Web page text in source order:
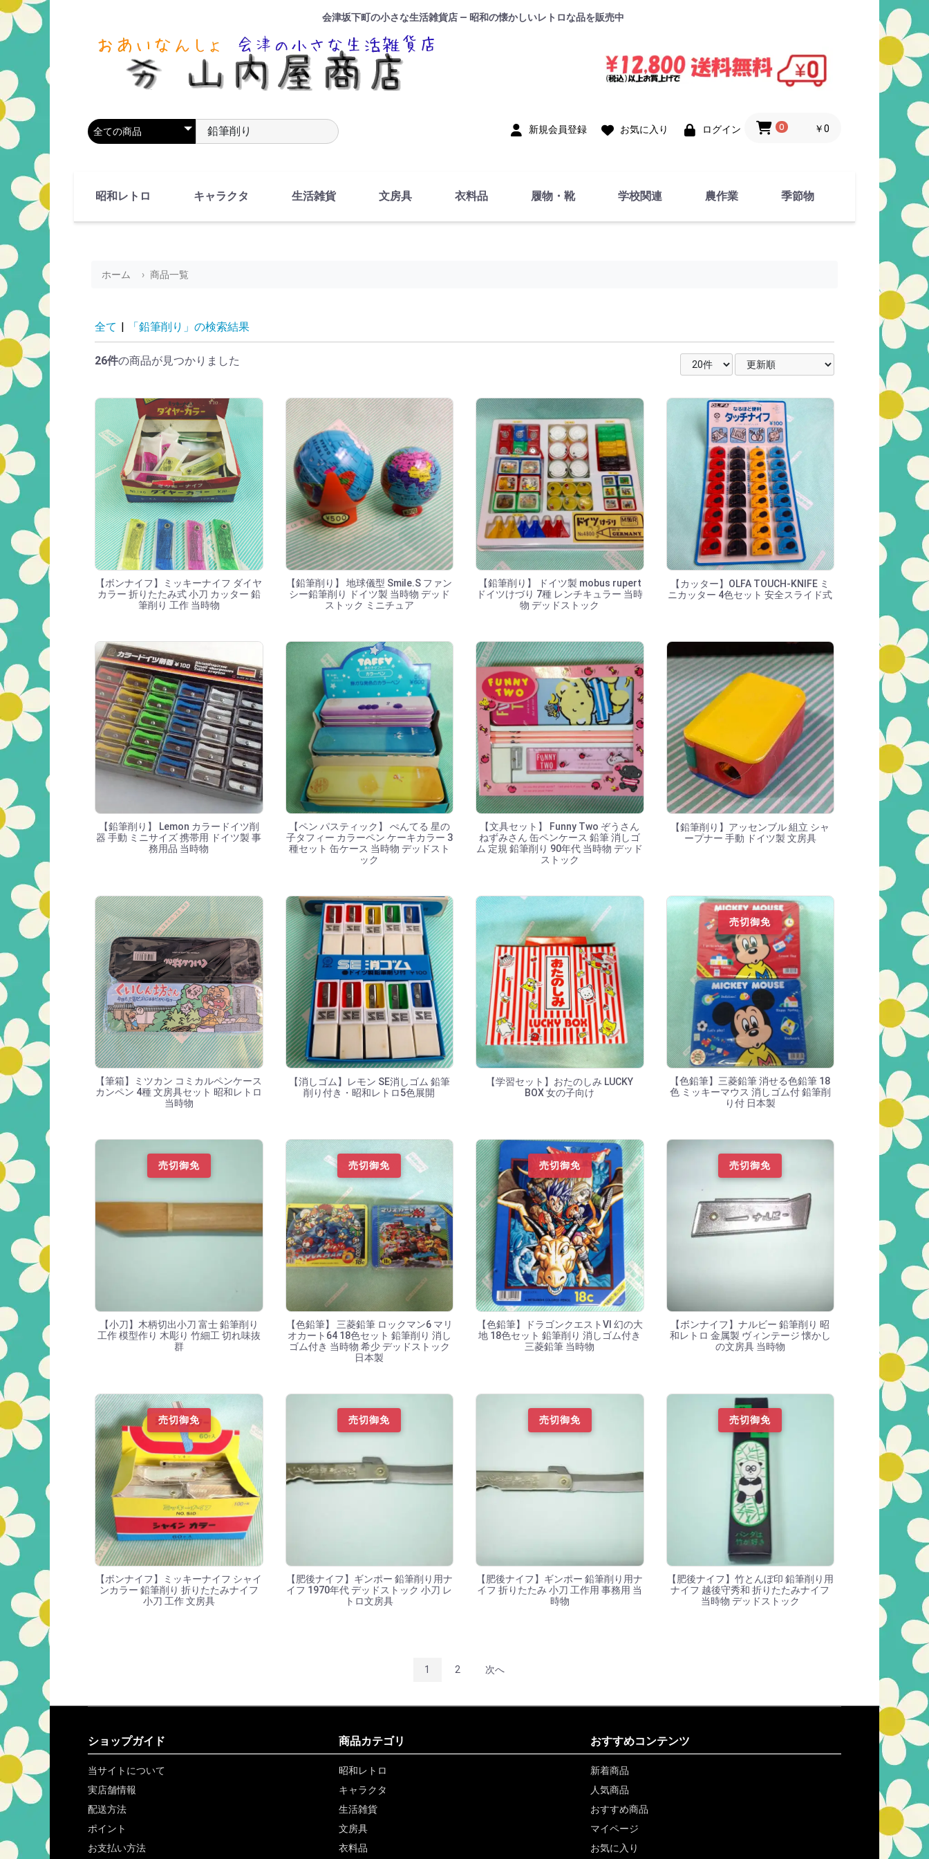
会津坂下町の小さな生活雑貨店 — 昭和の懐かしいレトロな品を販売中
商品カテゴリを選択 商品名やキーワードを入力 新規会員登録 お気に入り ログイン 0 ￥0
昭和レトロ キャラクタ 生活雑貨 文房具 衣料品 履物・靴 学校関連 農作業 季節物
ホーム 商品一覧
全て | 「鉛筆削り」の検索結果
26件の商品が見つかりました 表示件数を選択並び順を選択
【ボンナイフ】ミッキーナイフ ダイヤ
カラー 折りたたみ式 小刀 カッター 鉛
筆削り 工作 当時物
【鉛筆削り】 地球儀型 Smile.S ファン
シー鉛筆削り ドイツ製 当時物 デッド
ストック ミニチュア
【鉛筆削り】 ドイツ製 mobus rupert
ドイツけづり 7種 レンチキュラー 当時
物 デッドストック
【カッター】OLFA TOUCH-KNIFE ミ
ニカッター 4色セット 安全スライド式
【鉛筆削り】 Lemon カラードイツ削
器 手動 ミニサイズ 携帯用 ドイツ製 事
務用品 当時物
【ペン パスティック】 ぺんてる 星の
子タフィー カラーペン ケーキカラー 3
種セット 缶ケース 当時物 デッドスト
ック
【文具セット】 Funny Two ぞうさん
ねずみさん 缶ペンケース 鉛筆 消しゴ
ム 定規 鉛筆削り 90年代 当時物 デッド
ストック
【鉛筆削り】アッセンブル 組立 シャ
ープナー 手動 ドイツ製 文房具
【筆箱】ミツカン コミカルペンケース
カンペン 4種 文房具セット 昭和レトロ
当時物
【消しゴム】レモン SE消しゴム 鉛筆
削り付き・昭和レトロ5色展開
【学習セット】おたのしみ LUCKY
BOX 女の子向け
売切御免
【色鉛筆】三菱鉛筆 消せる色鉛筆 18
色 ミッキーマウス 消しゴム付 鉛筆削
り付 日本製
売切御免
【小刀】木柄切出小刀 富士 鉛筆削り
工作 模型作り 木彫り 竹細工 切れ味抜
群
売切御免
【色鉛筆】 三菱鉛筆 ロックマン6 マリ
オカート64 18色セット 鉛筆削り 消し
ゴム付き 当時物 希少 デッドストック
日本製
売切御免
【色鉛筆】ドラゴンクエストVI 幻の大
地 18色セット 鉛筆削り 消しゴム付き
三菱鉛筆 当時物
売切御免
【ボンナイフ】ナルビー 鉛筆削り 昭
和レトロ 金属製 ヴィンテージ 懐かし
の文房具 当時物
売切御免
【ボンナイフ】ミッキーナイフ シャイ
ンカラー 鉛筆削り 折りたたみナイフ
小刀 工作 文房具
売切御免
【肥後ナイフ】ギンポー 鉛筆削り用ナ
イフ 1970年代 デッドストック 小刀 レ
トロ文房具
売切御免
【肥後ナイフ】ギンポー 鉛筆削り用ナ
イフ 折りたたみ 小刀 工作用 事務用 当
時物
売切御免
【肥後ナイフ】竹とんぼ印 鉛筆削り用
ナイフ 越後守秀和 折りたたみナイフ
当時物 デッドストック
1 2 次へ
ショップガイド
当サイトについて
実店舗情報
配送方法
ポイント
お支払い方法
商品カテゴリ
昭和レトロ
キャラクタ
生活雑貨
文房具
衣料品
おすすめコンテンツ
新着商品
人気商品
おすすめ商品
マイページ
お気に入り